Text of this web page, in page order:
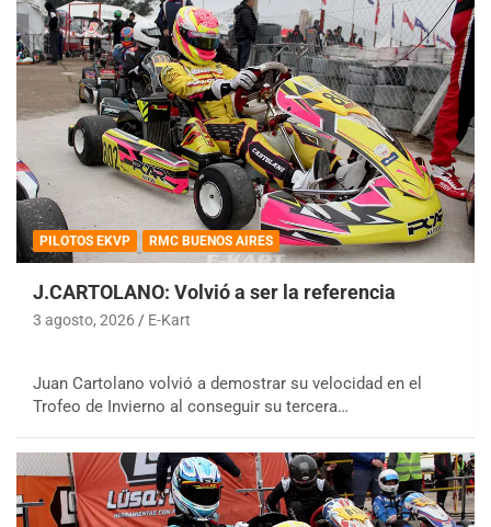
PILOTOS EKVP RMC BUENOS AIRES
J.CARTOLANO: Volvió a ser la referencia
3 agosto, 2026 E-Kart
Juan Cartolano volvió a demostrar su velocidad en el
Trofeo de Invierno al conseguir su tercera…